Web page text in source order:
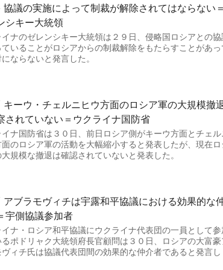
協議の実施によって制裁が解除されてはならない＝
シキー大統領
イナのゼレンシキー大統領は２９日、侵略国ロシアとの協
ていることがロシアからの制裁解除をもたらすことがあっ
ならないと発言した。
キーウ・チェルニヒウ方面のロシア軍の大規模撤
されていない＝ウクライナ国防省
イナ国防省は３０日、前日ロシア側がキーウ方面とチェル
面のロシア軍の活動を大幅縮小すると発表したが、現在ロ
規模な撤退は確認されていないと発表した。
アブラモヴィチは宇露和平協議における効果的な
宇側協議参加者
イナ・ロシア和平協議にウクライナ代表団の一員として参
るポドリャク大統領府長官顧問は３０日、ロシアの大富豪
ヴィチ氏は協議代表団間の効果的な仲介者であると発言し